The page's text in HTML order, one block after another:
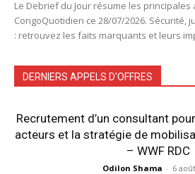
Le Debrief du Jour résume les
CongoQuotidien ce 28/07/2026. Sécurité,
: retrouvez les faits marquants et leurs
DERNIERS APPELS D'OFFRES
Recrutement d’un consultant
acteurs et la stratégie de
– WWF RDC
Odilon Shama - 6